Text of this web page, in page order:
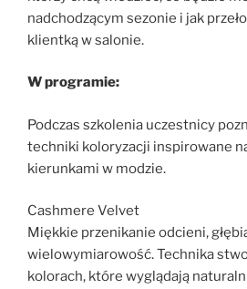
nadchodzącym sezonie i jak
klientką w salonie.
W programie:
Podczas szkolenia uczestnicy
techniki koloryzacji inspirowane
kierunkami w modzie.
Cashmere Velvet
Miękkie przenikanie odcieni,
wielowymiarowość. Technika
kolorach, które wyglądają